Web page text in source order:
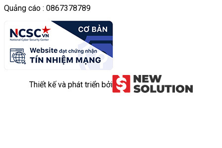
Quảng cáo : 0867378789
Thiết kế và phát triển bởi